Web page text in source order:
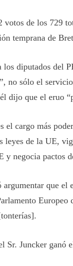
votos de los 729
temprana de
los diputados del
no sólo el
dijo que el eruo
el cargo más
leyes de la UE,
y negocia pactos
argumentar que el
Sr. Juncker ganó